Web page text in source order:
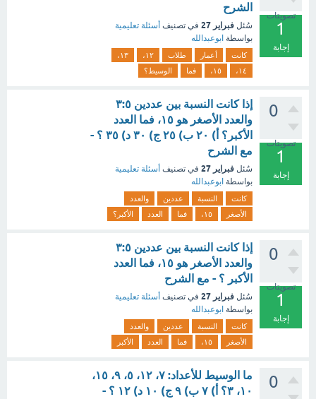
تصويتات
1
إجابة
الشرح
سُئل فبراير 27 في تصنيف أسئلة تعليمية
بواسطة ابوعبدالله
كانت أعمار طلاب ١٢،
١٣،
١٤،
١٥، فما الوسيط؟
0
تصويتات
1
إجابة
إذا كانت النسبة بين عددين ٣:٥
والعدد الأصغر هو ١٥، فما العدد
الأكبر؟ أ) ٢٠ ب) ٢٥ ج) ٣٠ د) ٣٥ ؟ -
مع الشرح
سُئل فبراير 27 في تصنيف أسئلة تعليمية
بواسطة ابوعبدالله
كانت النسبة عددين
والعدد
الأصغر
١٥، فما العدد الأكبر؟
0
تصويتات
1
إجابة
إذا كانت النسبة بين عددين ٣:٥
والعدد الأصغر هو ١٥، فما العدد
الأكبر ؟ - مع الشرح
سُئل فبراير 27 في تصنيف أسئلة تعليمية
بواسطة ابوعبدالله
كانت النسبة عددين
والعدد
الأصغر
١٥، فما العدد الأكبر
0
ما الوسيط للأعداد: ٧، ١٢، ٥، ٩، ١٥،
١٠، ٣؟ أ) ٧ ب) ٩ ج) ١٠ د) ١٢ ؟ -